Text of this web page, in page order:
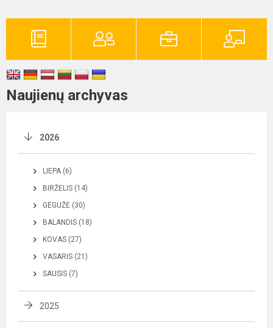
Naujienų archyvas
2026
LIEPA (6)
BIRŽELIS (14)
GEGUŽĖ (30)
BALANDIS (18)
KOVAS (27)
VASARIS (21)
SAUSIS (7)
2025